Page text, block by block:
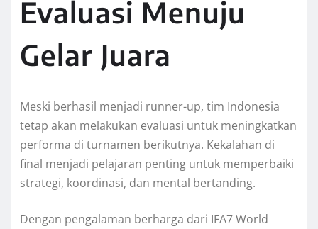
Evaluasi Menuju
Gelar Juara
Meski berhasil menjadi runner-up, tim Indonesia
tetap akan melakukan evaluasi untuk meningkatkan
performa di turnamen berikutnya. Kekalahan di
final menjadi pelajaran penting untuk memperbaiki
strategi, koordinasi, dan mental bertanding.
Dengan pengalaman berharga dari IFA7 World